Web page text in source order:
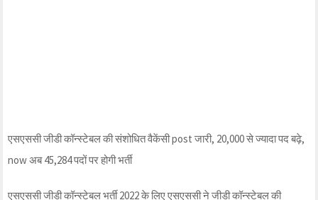
एसएससी जीडी कॉन्स्टेबल की संशोधित वैकेंसी post जारी, 20,000 से ज्यादा पद बढ़े,
now अब 45,284 पदों पर होगी भर्ती
एसएससी जीडी कॉन्स्टेबल भर्ती 2022 के लिए एसएससी ने जीडी कॉन्स्टेबल की